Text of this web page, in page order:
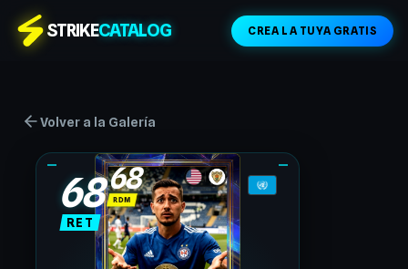
STRIKECATALOG CREA LA TUYA GRATIS
Volver a la Galería
68
RET